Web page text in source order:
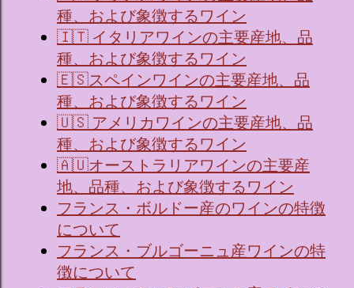
種、および象徴するワイン
🇮🇹 イタリアワインの主要産地、品
種、および象徴するワイン
🇪🇸スペインワインの主要産地、品
種、および象徴するワイン
🇺🇸 アメリカワインの主要産地、品
種、および象徴するワイン
🇦🇺オーストラリアワインの主要産
地、品種、および象徴するワイン
フランス・ボルドー産のワインの特徴
について
フランス・ブルゴーニュ産ワインの特
徴について